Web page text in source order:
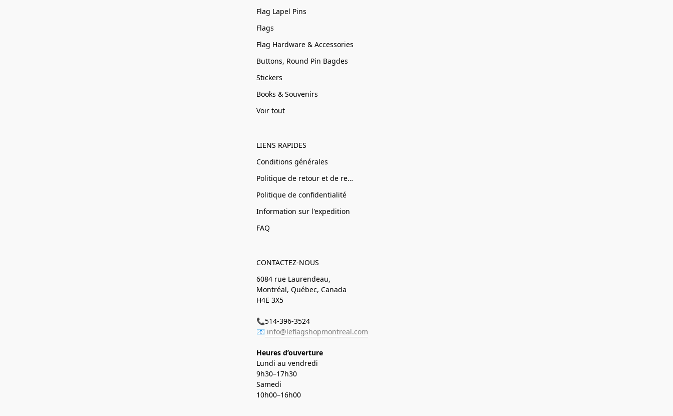
Flag Lapel Pins
Flags
Flag Hardware & Accessories
Buttons, Round Pin Bagdes
Stickers
Books & Souvenirs
Voir tout
LIENS RAPIDES
Conditions générales
Politique de retour et de remboursement
Politique de confidentialité
Information sur l'expedition
FAQ
CONTACTEZ-NOUS
6084 rue Laurendeau,
Montréal, Québec, Canada
H4E 3X5
📞514-396-3524
📧 info@leflagshopmontreal.com
Heures d’ouverture
Lundi au vendredi
9h30–17h30
Samedi
10h00–16h00